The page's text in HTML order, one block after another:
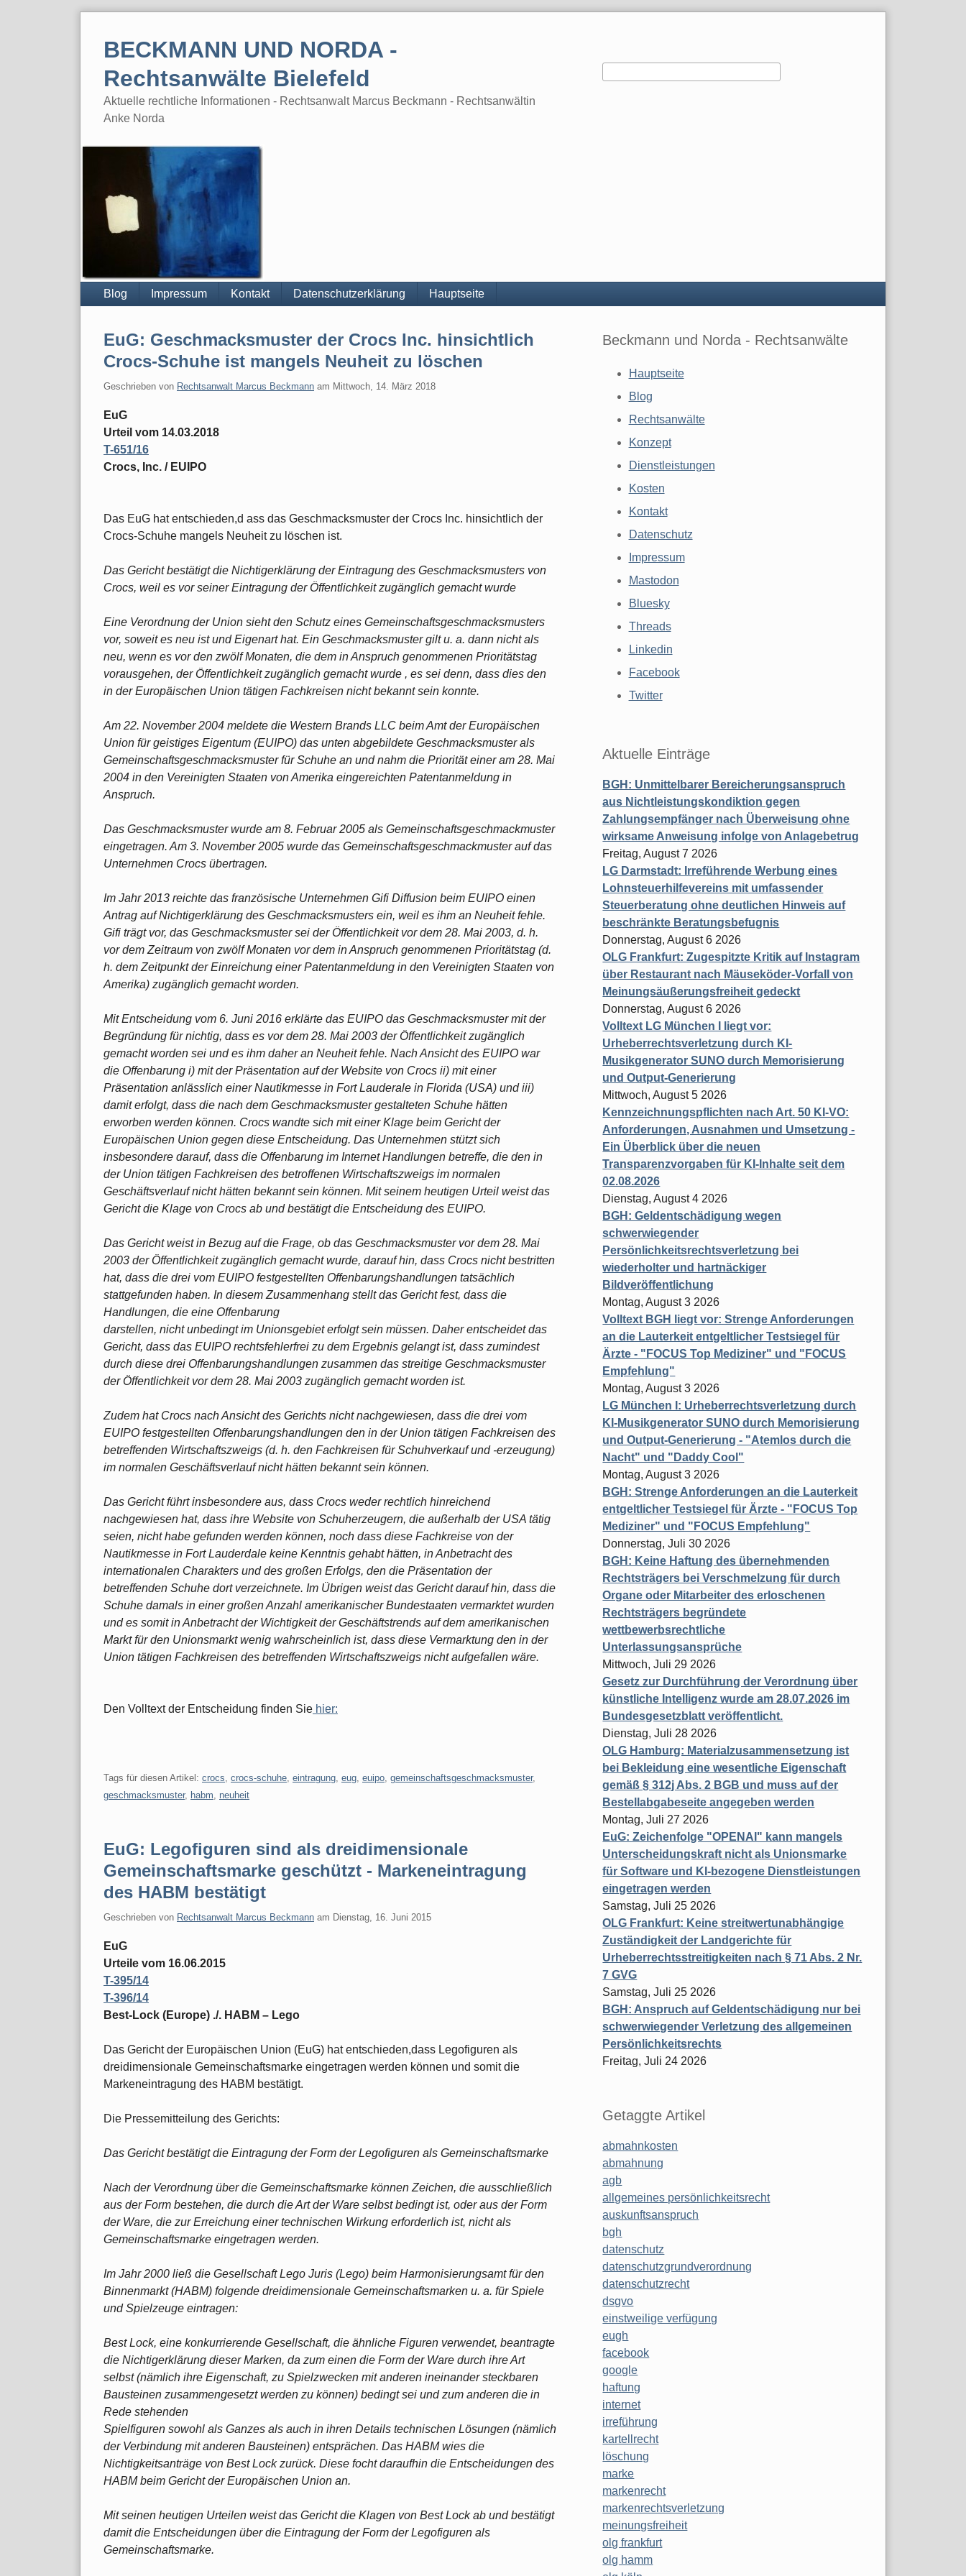
BECKMANN UND NORDA -
Rechtsanwälte Bielefeld
Aktuelle rechtliche Informationen - Rechtsanwalt Marcus Beckmann - Rechtsanwältin
Anke Norda
Blog Impressum Kontakt Datenschutzerklärung Hauptseite
EuG: Geschmacksmuster der Crocs Inc. hinsichtlich
Crocs-Schuhe ist mangels Neuheit zu löschen
Geschrieben von Rechtsanwalt Marcus Beckmann am Mittwoch, 14. März 2018
EuG
Urteil vom 14.03.2018
T-651/16
Crocs, Inc. / EUIPO
Das EuG hat entschieden,d ass das Geschmacksmuster der Crocs Inc. hinsichtlich der
Crocs-Schuhe mangels Neuheit zu löschen ist.
Das Gericht bestätigt die Nichtigerklärung der Eintragung des Geschmacksmusters von
Crocs, weil es vor seiner Eintragung der Öffentlichkeit zugänglich gemacht wurde
Eine Verordnung der Union sieht den Schutz eines Gemeinschaftsgeschmacksmusters
vor, soweit es neu ist und Eigenart hat. Ein Geschmacksmuster gilt u. a. dann nicht als
neu, wenn es vor den zwölf Monaten, die dem in Anspruch genommenen Prioritätstag
vorausgehen, der Öffentlichkeit zugänglich gemacht wurde , es sei denn, dass dies den
in der Europäischen Union tätigen Fachkreisen nicht bekannt sein konnte.
Am 22. November 2004 meldete die Western Brands LLC beim Amt der Europäischen
Union für geistiges Eigentum (EUIPO) das unten abgebildete Geschmacksmuster als
Gemeinschaftsgeschmacksmuster für Schuhe an und nahm die Priorität einer am 28. Mai
2004 in den Vereinigten Staaten von Amerika eingereichten Patentanmeldung in
Anspruch.
Das Geschmacksmuster wurde am 8. Februar 2005 als Gemeinschaftsgeschmackmuster
eingetragen. Am 3. November 2005 wurde das Gemeinschaftsgeschmackmuster auf das
Unternehmen Crocs übertragen.
Im Jahr 2013 reichte das französische Unternehmen Gifi Diffusion beim EUIPO einen
Antrag auf Nichtigerklärung des Geschmacksmusters ein, weil es ihm an Neuheit fehle.
Gifi trägt vor, das Geschmacksmuster sei der Öffentlichkeit vor dem 28. Mai 2003, d. h.
vor dem Zeitraum von zwölf Monaten vor dem in Anspruch genommenen Prioritätstag (d.
h. dem Zeitpunkt der Einreichung einer Patentanmeldung in den Vereinigten Staaten von
Amerika) zugänglich gemacht worden.
Mit Entscheidung vom 6. Juni 2016 erklärte das EUIPO das Geschmacksmuster mit der
Begründung für nichtig, dass es vor dem 28. Mai 2003 der Öffentlichkeit zugänglich
gemacht worden sei und es ihm daher an Neuheit fehle. Nach Ansicht des EUIPO war
die Offenbarung i) mit der Präsentation auf der Website von Crocs ii) mit einer
Präsentation anlässlich einer Nautikmesse in Fort Lauderale in Florida (USA) und iii)
damit erfolgt, dass die nach dem Geschmacksmuster gestalteten Schuhe hätten
erworben werden können. Crocs wandte sich mit einer Klage beim Gericht der
Europäischen Union gegen diese Entscheidung. Das Unternehmen stützt sich
insbesondere darauf, dass die Offenbarung im Internet Handlungen betreffe, die den in
der Union tätigen Fachkreisen des betroffenen Wirtschaftszweigs im normalen
Geschäftsverlauf nicht hätten bekannt sein können. Mit seinem heutigen Urteil weist das
Gericht die Klage von Crocs ab und bestätigt die Entscheidung des EUIPO.
Das Gericht weist in Bezug auf die Frage, ob das Geschmacksmuster vor dem 28. Mai
2003 der Öffentlichkeit zugänglich gemacht wurde, darauf hin, dass Crocs nicht bestritten
hat, dass die drei vom EUIPO festgestellten Offenbarungshandlungen tatsächlich
stattgefunden haben. In diesem Zusammenhang stellt das Gericht fest, dass die
Handlungen, die eine Offenbarung
darstellen, nicht unbedingt im Unionsgebiet erfolgt sein müssen. Daher entscheidet das
Gericht, dass das EUIPO rechtsfehlerfrei zu dem Ergebnis gelangt ist, dass zumindest
durch diese drei Offenbarungshandlungen zusammen das streitige Geschmacksmuster
der Öffentlichkeit vor dem 28. Mai 2003 zugänglich gemacht worden ist.
Zudem hat Crocs nach Ansicht des Gerichts nicht nachgewiesen, dass die drei vom
EUIPO festgestellten Offenbarungshandlungen den in der Union tätigen Fachkreisen des
betreffenden Wirtschaftszweigs (d. h. den Fachkreisen für Schuhverkauf und -erzeugung)
im normalen Geschäftsverlauf nicht hätten bekannt sein können.
Das Gericht führt insbesondere aus, dass Crocs weder rechtlich hinreichend
nachgewiesen hat, dass ihre Website von Schuherzeugern, die außerhalb der USA tätig
seien, nicht habe gefunden werden können, noch dass diese Fachkreise von der
Nautikmesse in Fort Lauderdale keine Kenntnis gehabt hätten, in Anbetracht des
internationalen Charakters und des großen Erfolgs, den die Präsentation der
betreffenden Schuhe dort verzeichnete. Im Übrigen weist das Gericht darauf hin, dass die
Schuhe damals in einer großen Anzahl amerikanischer Bundestaaten vermarktet wurden
und es somit in Anbetracht der Wichtigkeit der Geschäftstrends auf dem amerikanischen
Markt für den Unionsmarkt wenig wahrscheinlich ist, dass diese Vermarktung den in der
Union tätigen Fachkreisen des betreffenden Wirtschaftszweigs nicht aufgefallen wäre.
Den Volltext der Entscheidung finden Sie hier:
Tags für diesen Artikel: crocs crocs-schuhe eintragung eug euipo gemeinschaftsgeschmacksmuster,
geschmacksmuster, habm neuheit
EuG: Legofiguren sind als dreidimensionale
Gemeinschaftsmarke geschützt - Markeneintragung
des HABM bestätigt
Geschrieben von Rechtsanwalt Marcus Beckmann am Dienstag, 16. Juni 2015
EuG
Urteile vom 16.06.2015
T-395/14
T-396/14
Best-Lock (Europe) ./. HABM – Lego
Das Gericht der Europäischen Union (EuG) hat entschieden,dass Legofiguren als
dreidimensionale Gemeinschaftsmarke eingetragen werden können und somit die
Markeneintragung des HABM bestätigt.
Die Pressemitteilung des Gerichts:
Das Gericht bestätigt die Eintragung der Form der Legofiguren als Gemeinschaftsmarke
Nach der Verordnung über die Gemeinschaftsmarke können Zeichen, die ausschließlich
aus der Form bestehen, die durch die Art der Ware selbst bedingt ist, oder aus der Form
der Ware, die zur Erreichung einer technischen Wirkung erforderlich ist, nicht als
Gemeinschaftsmarke eingetragen werden.
Im Jahr 2000 ließ die Gesellschaft Lego Juris (Lego) beim Harmonisierungsamt für den
Binnenmarkt (HABM) folgende dreidimensionale Gemeinschaftsmarken u. a. für Spiele
und Spielzeuge eintragen:
Best Lock, eine konkurrierende Gesellschaft, die ähnliche Figuren verwendet, beantragte
die Nichtigerklärung dieser Marken, da zum einen die Form der Ware durch ihre Art
selbst (nämlich ihre Eigenschaft, zu Spielzwecken mit anderen ineinander steckbaren
Bausteinen zusammengesetzt werden zu können) bedingt sei und zum anderen die in
Rede stehenden
Spielfiguren sowohl als Ganzes als auch in ihren Details technischen Lösungen (nämlich
der Verbindung mit anderen Bausteinen) entsprächen. Das HABM wies die
Nichtigkeitsanträge von Best Lock zurück. Diese focht daraufhin die Entscheidungen des
HABM beim Gericht der Europäischen Union an.
Mit seinen heutigen Urteilen weist das Gericht die Klagen von Best Lock ab und bestätigt
damit die Entscheidungen über die Eintragung der Form der Legofiguren als
Gemeinschaftsmarke.
Beckmann und Norda - Rechtsanwälte
Hauptseite
Blog
Rechtsanwälte
Konzept
Dienstleistungen
Kosten
Kontakt
Datenschutz
Impressum
Mastodon
Bluesky
Threads
Linkedin
Facebook
Twitter
Aktuelle Einträge
BGH: Unmittelbarer Bereicherungsanspruch
aus Nichtleistungskondiktion gegen
Zahlungsempfänger nach Überweisung ohne
wirksame Anweisung infolge von Anlagebetrug
Freitag, August 7 2026
LG Darmstadt: Irreführende Werbung eines
Lohnsteuerhilfevereins mit umfassender
Steuerberatung ohne deutlichen Hinweis auf
beschränkte Beratungsbefugnis
Donnerstag, August 6 2026
OLG Frankfurt: Zugespitzte Kritik auf Instagram
über Restaurant nach Mäuseköder-Vorfall von
Meinungsäußerungsfreiheit gedeckt
Donnerstag, August 6 2026
Volltext LG München I liegt vor:
Urheberrechtsverletzung durch KI-
Musikgenerator SUNO durch Memorisierung
und Output-Generierung
Mittwoch, August 5 2026
Kennzeichnungspflichten nach Art. 50 KI-VO:
Anforderungen, Ausnahmen und Umsetzung -
Ein Überblick über die neuen
Transparenzvorgaben für KI-Inhalte seit dem
02.08.2026
Dienstag, August 4 2026
BGH: Geldentschädigung wegen
schwerwiegender
Persönlichkeitsrechtsverletzung bei
wiederholter und hartnäckiger
Bildveröffentlichung
Montag, August 3 2026
Volltext BGH liegt vor: Strenge Anforderungen
an die Lauterkeit entgeltlicher Testsiegel für
Ärzte - "FOCUS Top Mediziner" und "FOCUS
Empfehlung"
Montag, August 3 2026
LG München I: Urheberrechtsverletzung durch
KI-Musikgenerator SUNO durch Memorisierung
und Output-Generierung - "Atemlos durch die
Nacht" und "Daddy Cool"
Montag, August 3 2026
BGH: Strenge Anforderungen an die Lauterkeit
entgeltlicher Testsiegel für Ärzte - "FOCUS Top
Mediziner" und "FOCUS Empfehlung"
Donnerstag, Juli 30 2026
BGH: Keine Haftung des übernehmenden
Rechtsträgers bei Verschmelzung für durch
Organe oder Mitarbeiter des erloschenen
Rechtsträgers begründete
wettbewerbsrechtliche
Unterlassungsansprüche
Mittwoch, Juli 29 2026
Gesetz zur Durchführung der Verordnung über
künstliche Intelligenz wurde am 28.07.2026 im
Bundesgesetzblatt veröffentlicht.
Dienstag, Juli 28 2026
OLG Hamburg: Materialzusammensetzung ist
bei Bekleidung eine wesentliche Eigenschaft
gemäß § 312j Abs. 2 BGB und muss auf der
Bestellabgabeseite angegeben werden
Montag, Juli 27 2026
EuG: Zeichenfolge "OPENAI" kann mangels
Unterscheidungskraft nicht als Unionsmarke
für Software und KI-bezogene Dienstleistungen
eingetragen werden
Samstag, Juli 25 2026
OLG Frankfurt: Keine streitwertunabhängige
Zuständigkeit der Landgerichte für
Urheberrechtsstreitigkeiten nach § 71 Abs. 2 Nr.
7 GVG
Samstag, Juli 25 2026
BGH: Anspruch auf Geldentschädigung nur bei
schwerwiegender Verletzung des allgemeinen
Persönlichkeitsrechts
Freitag, Juli 24 2026
Getaggte Artikel
abmahnkosten
abmahnung
agb
allgemeines persönlichkeitsrecht
auskunftsanspruch
bgh
datenschutz
datenschutzgrundverordnung
datenschutzrecht
dsgvo
einstweilige verfügung
eugh
facebook
google
haftung
internet
irreführung
kartellrecht
löschung
marke
markenrecht
markenrechtsverletzung
meinungsfreiheit
olg frankfurt
olg hamm